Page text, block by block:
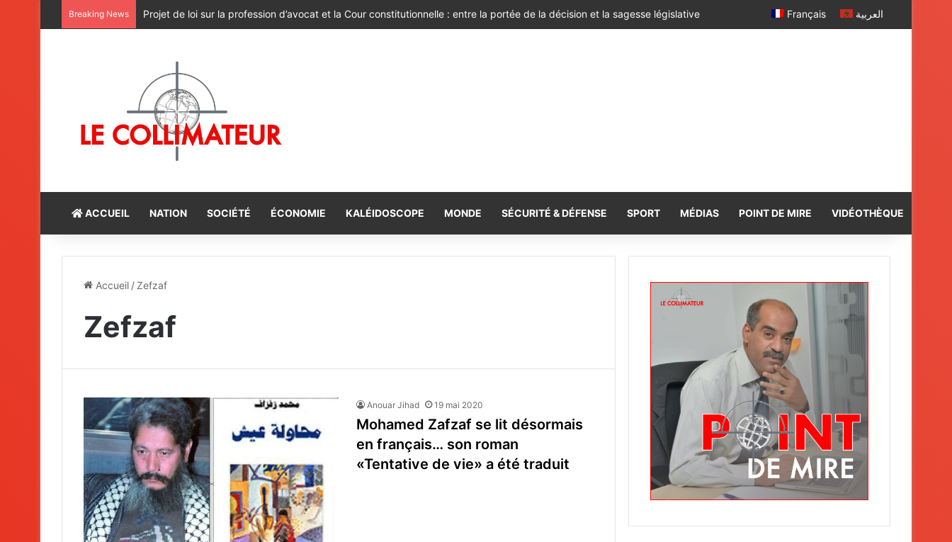
Breaking News Projet de loi sur la profession d’avocat et la Cour constitutionnelle : entre la portée de la décision et la sagesse législative Français العربية
ACCUEIL NATION SOCIÉTÉ ÉCONOMIE KALÉIDOSCOPE MONDE SÉCURITÉ & DÉFENSE SPORT MÉDIAS POINT DE MIRE VIDÉOTHÈQUE
Accueil /Zefzaf
Zefzaf
Anouar Jihad 19 mai 2020
Mohamed Zafzaf se lit désormais
en français… son roman
«Tentative de vie» a été traduit